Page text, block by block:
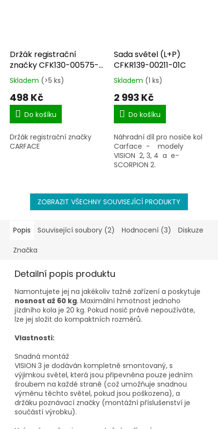
Držák registrační
značky CFK130-00575-
01C
Průměrné
hodnocení
produktu
5,0
5
hvězdiček.
Skladem (>5 ks)
498 Kč
Do košíku
Držák registrační značky
CARFACE
Sada světel (L+P)
CFKR139-00211-01C
Průměrné
hodnocení
produktu
5,0
5
hvězdiček.
Skladem (1 ks)
2 993 Kč
Do košíku
Náhradní díl pro nosiče kol
Carface - modely
VISION 2, 3, 4 a e-
SCORPION 2.
ZOBRAZIT VŠECHNY SOUVISEJÍCÍ PRODUKTY
Popis Související soubory (2) Hodnocení (3) Diskuze
Značka
Detailní popis produktu
Namontujete jej na jakékoliv tažné zařízení a poskytuje
nosnost až 60 kg. Maximální hmotnost jednoho
jízdního kola je 20 kg. Pokud nosič právě nepoužíváte,
lze jej složit do kompaktních rozměrů.
Vlastnosti:
Snadná montáž
VISION 3 je dodáván kompletně smontovaný, s
výjimkou světel, která jsou připevněna pouze jedním
šroubem na každé straně (což umožňuje snadnou
výměnu těchto světel, pokud jsou poškozena), a
držáku poznávací značky (montážní příslušenství je
součástí výrobku).